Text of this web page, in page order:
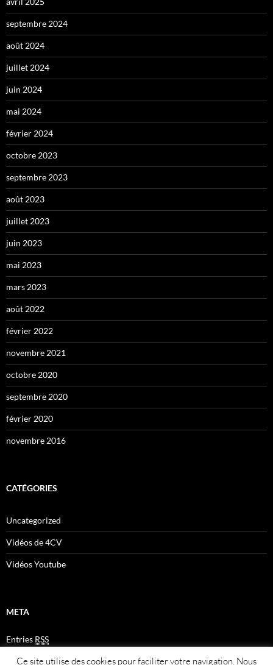
septembre 2024
août 2024
juillet 2024
juin 2024
mai 2024
février 2024
octobre 2023
septembre 2023
août 2023
juillet 2023
juin 2023
mai 2023
mars 2023
août 2022
février 2022
novembre 2021
octobre 2020
septembre 2020
février 2020
novembre 2016
CATÉGORIES
Uncategorized
Vidéos de 4CV
Vidéos Youtube
META
Entries RSS
CommentsRSS
Plan du site
Ce site utilise des cookies pour faciliter votre navigation. Nous